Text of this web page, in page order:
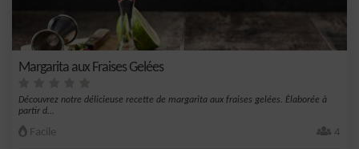
Margarita aux Fraises Gelées
Découvrez notre délicieuse recette de margarita aux fraises gelées. Élaborée à
partir d...
Facile 4